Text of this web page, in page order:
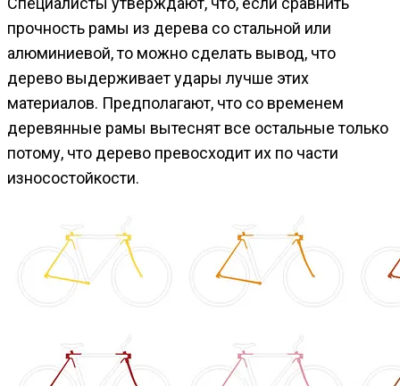
прочность рамы из дерева со стальной или
алюминиевой, то можно сделать вывод, что
дерево выдерживает удары лучше этих
материалов. Предполагают, что со временем
деревянные рамы вытеснят все остальные только
потому, что дерево превосходит их по части
износостойкости.